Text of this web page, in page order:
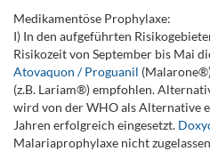
Medikamentöse Prophylaxe:
I) In den aufgeführten
Risikozeit von September bis Mai
Atovaquon / Proguanil
(z.B. Lariam®) empfohlen.
wird von der WHO als Alternative
Jahren erfolgreich eingesetzt.
Malariaprophylaxe nicht